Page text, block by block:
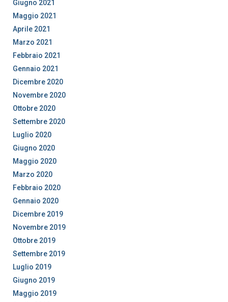
Giugno 2021
Maggio 2021
Aprile 2021
Marzo 2021
Febbraio 2021
Gennaio 2021
Dicembre 2020
Novembre 2020
Ottobre 2020
Settembre 2020
Luglio 2020
Giugno 2020
Maggio 2020
Marzo 2020
Febbraio 2020
Gennaio 2020
Dicembre 2019
Novembre 2019
Ottobre 2019
Settembre 2019
Luglio 2019
Giugno 2019
Maggio 2019